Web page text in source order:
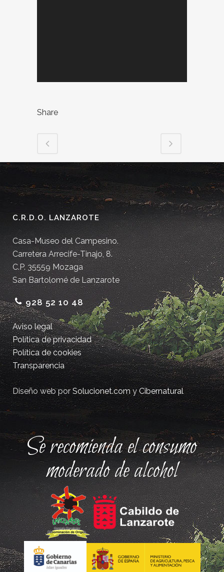
Share
C.R.D.O. LANZAROTE
Casa-Museo del Campesino.
Carretera Arrecife-Tinajo, 8.
C.P. 35559 Mozaga
San Bartolomé de Lanzarote
928 52 10 48
Aviso legal
Política de privacidad
Política de cookies
Transparencia
Diseño web porSolucionet.comyCibernatural
Se recomienda el consumo
moderado de alcohol